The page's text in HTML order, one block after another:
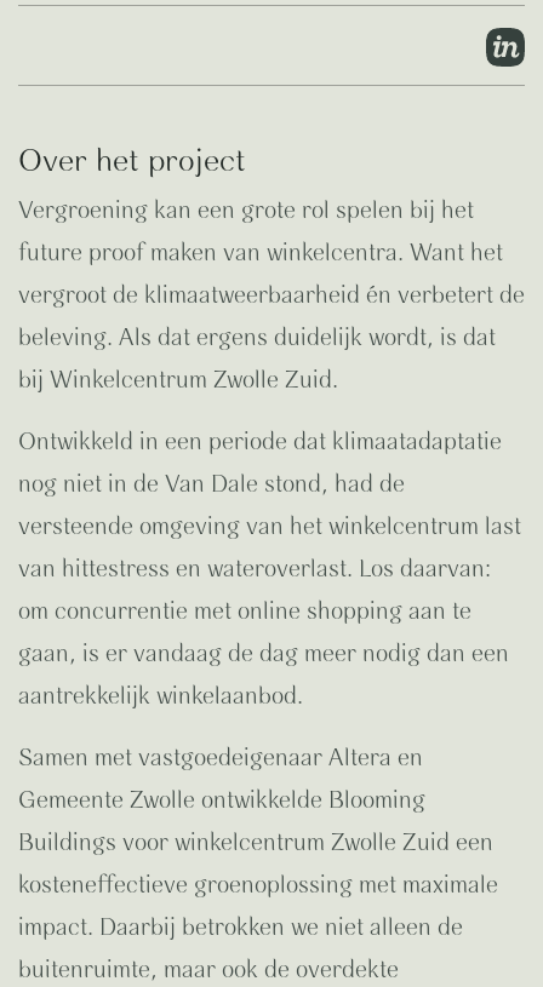
Over het project
Vergroening kan een grote rol spelen bij het
future proof maken van winkelcentra. Want het
vergroot de klimaatweerbaarheid én verbetert de
beleving. Als dat ergens duidelijk wordt, is dat
bij Winkelcentrum Zwolle Zuid.
Ontwikkeld in een periode dat klimaatadaptatie
nog niet in de Van Dale stond, had de
versteende omgeving van het winkelcentrum last
van hittestress en wateroverlast. Los daarvan:
om concurrentie met online shopping aan te
gaan, is er vandaag de dag meer nodig dan een
aantrekkelijk winkelaanbod.
Samen met vastgoedeigenaar Altera en
Gemeente Zwolle ontwikkelde Blooming
Buildings voor winkelcentrum Zwolle Zuid een
kosteneffectieve groenoplossing met maximale
impact. Daarbij betrokken we niet alleen de
buitenruimte, maar ook de overdekte